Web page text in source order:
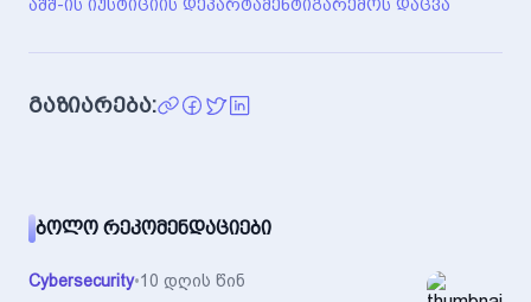
ᲐᲨᲨ-ᲘᲡ ᲘᲣᲡᲢᲘᲪᲘᲘᲡ ᲓᲔᲞᲐᲠᲢᲐᲛᲔᲜᲢᲘᲒᲐᲠᲔᲛᲝᲡ ᲓᲐᲪᲕᲐ
გაზიარება:
ᲑᲝᲚᲝ ᲠᲔᲙᲝᲛᲔᲜᲓᲐᲪᲘᲔᲑᲘ
Cybersecurity•10 დღის წინ